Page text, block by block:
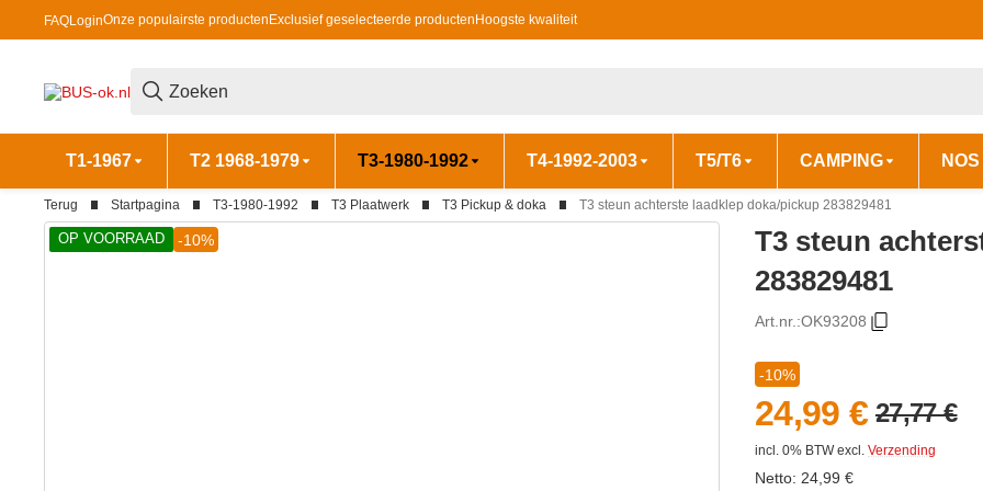
FAQLoginOnze populairste producten Exclusief geselecteerde producten Hoogste kwaliteit
T1-1967 T2 1968-1979 T3-1980-1992 T4-1992-2003 T5/T6 CAMPING NOS
Terug Startpagina T3-1980-1992 T3 Plaatwerk T3 Pickup & doka T3 steun achterste laadklep doka/pickup 283829481
OP VOORRAAD -10%
T3 steun
283829481
Art.nr.:OK93208
-10%
24,99 € 27,77 €
incl. 0% BTWexcl. Verzending
Netto: 24,99 €